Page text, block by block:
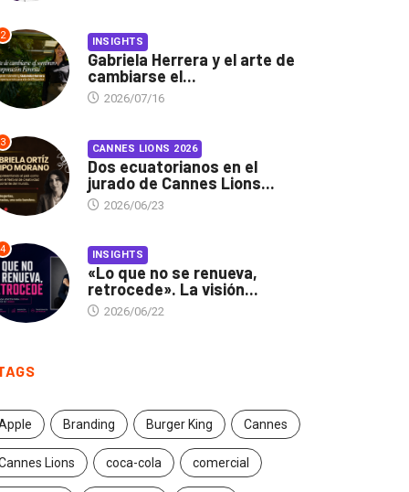
2 INSIGHTS
Gabriela Herrera y el arte de
cambiarse el...
2026/07/16
3 CANNES LIONS 2026
Dos ecuatorianos en el
jurado de Cannes Lions...
2026/06/23
4 INSIGHTS
«Lo que no se renueva,
retrocede». La visión...
2026/06/22
Branding Burger King Cannes
Lions coca-cola comercial